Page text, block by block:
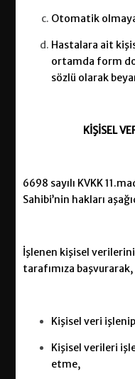
Otomatik
Hastalara ait
ortamda form
sözlü olarak
KİŞİSEL
6698 sayılı KVKK
Sahibi’nin hakları
İşlenen kişisel
tarafımıza başvurarak,
Kişisel veri
Kişisel verileri
etme,